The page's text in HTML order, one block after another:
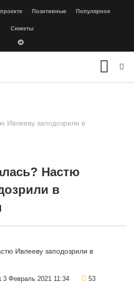
Позитивные Популярное
Сюжеты
Ивлееву заподозрили в
Настю
в
3 Февраль 2021 11:34
53